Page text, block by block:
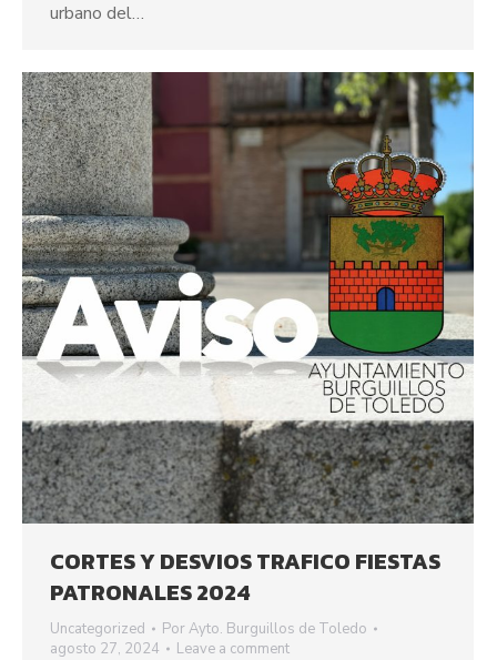
urbano del…
CORTES Y DESVIOS TRAFICO FIESTAS
PATRONALES 2024
Uncategorized PorAyto. Burguillos de Toledo
agosto 27, 2024
Leave a comment